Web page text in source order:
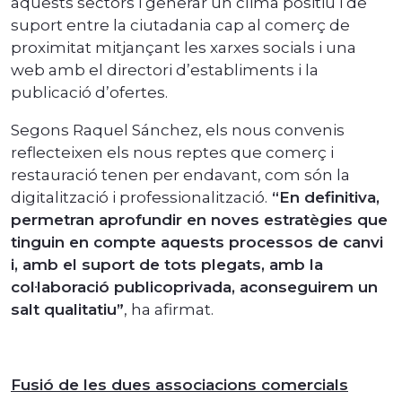
suport entre la ciutadania cap al comerç de
proximitat mitjançant les xarxes socials i una
web amb el directori d’establiments i la
publicació d’ofertes.
Segons Raquel Sánchez, els nous convenis
reflecteixen els nous reptes que comerç i
restauració tenen per endavant, com són la
digitalització i professionalització. “En definitiva,
permetran aprofundir en noves estratègies que
tinguin en compte aquests processos de canvi
i, amb el suport de tots plegats, amb la
col·laboració publicoprivada, aconseguirem un
salt qualitatiu”, ha afirmat.
Fusió de les dues associacions comercials